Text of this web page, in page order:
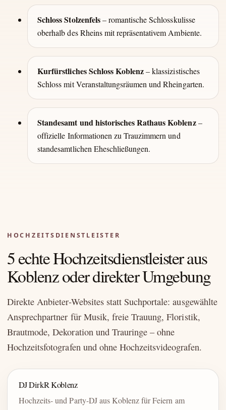
Schloss Stolzenfels– romantische Schlosskulisse
oberhalb des Rheins mit repräsentativem Ambiente.
Kurfürstliches Schloss Koblenz– klassizistisches
Schloss mit Veranstaltungsräumen und Rheingarten.
Standesamt und historisches Rathaus Koblenz–
offizielle Informationen zu Trauzimmern und
standesamtlichen Eheschließungen.
HOCHZEITSDIENSTLEISTER
5 echte Hochzeitsdienstleister aus
Koblenz oder direkter Umgebung
Direkte Anbieter-Websites statt Suchportale: ausgewählte
Ansprechpartner für Musik, freie Trauung, Floristik,
Brautmode, Dekoration und Trauringe – ohne
Hochzeitsfotografen und ohne Hochzeitsvideografen.
DJ DirkR Koblenz
Hochzeits- und Party-DJ aus Koblenz für Feiern am